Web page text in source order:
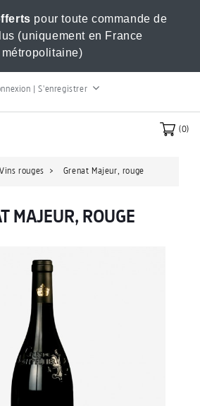
pour toute commande de
(uniquement en France
métropolitaine)
| S'enregistrer
(0)
Vins rouges Grenat Majeur, rouge
MAJEUR, ROUGE